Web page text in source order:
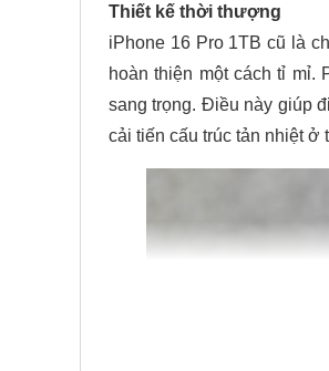
Thiết kế thời thượng
iPhone 16 Pro 1TB cũ là
hoàn thiện một cách tỉ mỉ.
sang trọng. Điều này giúp
cải tiến cấu trúc tản nhiệt ở